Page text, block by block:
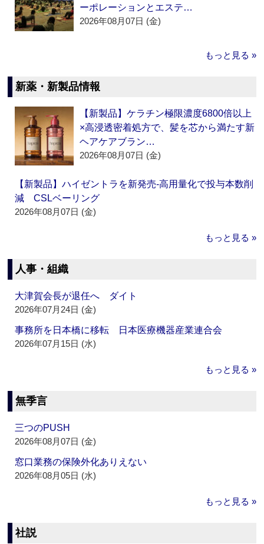
ーポレーションとエステ…
2026年08月07日 (金)
もっと見る »
新薬・新製品情報
【新製品】ケラチン極限濃度6800倍以上
×高浸透密着処方で、髪を芯から満たす新
ヘアケアブラン…
2026年08月07日 (金)
【新製品】ハイゼントラを新発売‐高用量化で投与本数削
減 CSLベーリング
2026年08月07日 (金)
もっと見る »
人事・組織
大津賀会長が退任へ ダイト
2026年07月24日 (金)
事務所を日本橋に移転 日本医療機器産業連合会
2026年07月15日 (水)
もっと見る »
無季言
三つのPUSH
2026年08月07日 (金)
窓口業務の保険外化ありえない
2026年08月05日 (水)
もっと見る »
社説